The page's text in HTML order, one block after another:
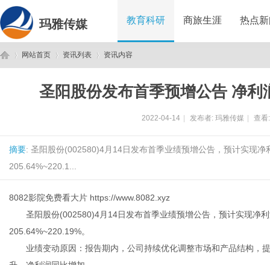
玛雅传媒 教育科研 商旅生涯 热点
网站首页 资讯列表 资讯内容
圣阳股份发布首季预增公告 净利
2022-04-14 发布者: 玛雅传媒 查
摘要: 圣阳股份(002580)4月14日发布首季业绩预增公告，预计实现
205.64%~220.1...
8082影院免费看大片 https://www.8082.xyz
圣阳股份(002580)4月14日发布首季业绩预增公告，预计实现净
205.64%~220.19%。
业绩变动原因：报告期内，公司持续优化调整市场和产品结构，